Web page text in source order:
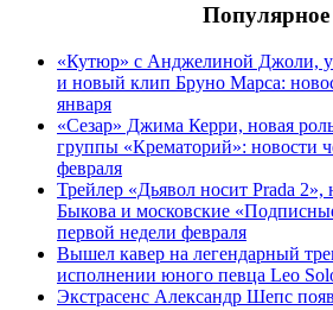
Популярное
«Кутюр» с Анджелиной Джоли,
и новый клип Бруно Марса:
января
«Сезар» Джима Керри, новая
группы «Крематорий»: новости
февраля
Трейлер «Дьявол носит Prada
Быкова и московские
первой недели февраля
Вышел кавер на легендарный
исполнении юного певца Leo
Экстрасенс Александр Шепс